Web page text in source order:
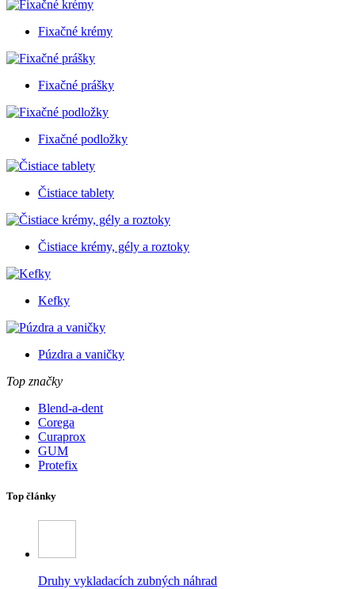
Fixačné krémy
Fixačné prášky
Fixačné podložky
Čistiace tablety
Čistiace krémy, gély a roztoky
Kefky
Púzdra a vaničky
Top značky
Blend-a-dent
Corega
Curaprox
GUM
Protefix
Top články
Druhy vykladacích zubných náhrad